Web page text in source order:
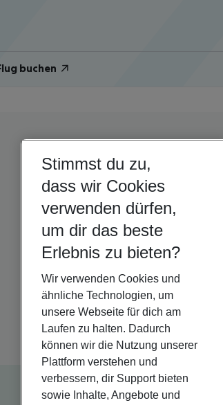
buchen
Hotelbeschreibung
Stimmst du zu,
dass wir Cookies
verwenden dürfen,
um dir das beste
Erlebnis zu bieten?
Wir verwenden Cookies und
ähnliche Technologien, um
unsere Webseite für dich am
Laufen zu halten. Dadurch
können wir die Nutzung unserer
Plattform verstehen und
verbessern, dir Support bieten
sowie Inhalte, Angebote und